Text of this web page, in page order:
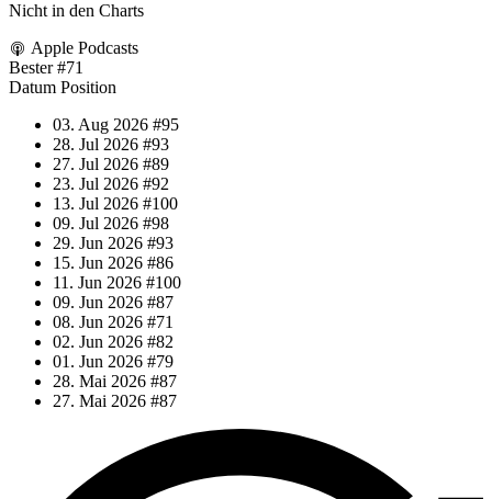
Nicht in den Charts
Apple Podcasts
Bester #71
Datum Position
03. Aug 2026 #95
28. Jul 2026 #93
27. Jul 2026 #89
23. Jul 2026 #92
13. Jul 2026 #100
09. Jul 2026 #98
29. Jun 2026 #93
15. Jun 2026 #86
11. Jun 2026 #100
09. Jun 2026 #87
08. Jun 2026 #71
02. Jun 2026 #82
01. Jun 2026 #79
28. Mai 2026 #87
27. Mai 2026 #87